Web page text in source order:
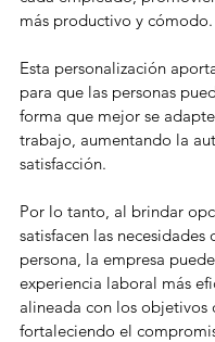
más productivo y cómodo.
Esta personalización
para que las personas
forma que mejor se
trabajo, aumentando la
satisfacción.
Por lo tanto, al brindar
satisfacen las necesidades
persona, la empresa
experiencia laboral más
alineada con los objetivos
fortaleciendo el